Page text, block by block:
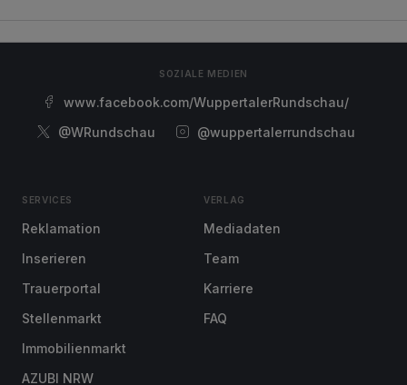
SOZIALE MEDIEN
www.facebook.com/WuppertalerRundschau/
@WRundschau
@wuppertalerrundschau
SERVICES
Reklamation
Inserieren
Trauerportal
Stellenmarkt
Immobilienmarkt
AZUBI NRW
VERLAG
Mediadaten
Team
Karriere
FAQ